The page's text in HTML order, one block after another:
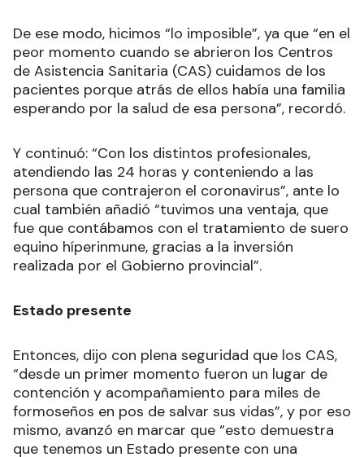
De ese modo, hicimos “lo imposible”, ya que “en el
peor momento cuando se abrieron los Centros
de Asistencia Sanitaria (CAS) cuidamos de los
pacientes porque atrás de ellos había una familia
esperando por la salud de esa persona”, recordó.
Y continuó: “Con los distintos profesionales,
atendiendo las 24 horas y conteniendo a las
persona que contrajeron el coronavirus”, ante lo
cual también añadió “tuvimos una ventaja, que
fue que contábamos con el tratamiento de suero
equino híperinmune, gracias a la inversión
realizada por el Gobierno provincial”.
Estado presente
Entonces, dijo con plena seguridad que los CAS,
“desde un primer momento fueron un lugar de
contención y acompañamiento para miles de
formoseños en pos de salvar sus vidas”, y por eso
mismo, avanzó en marcar que “esto demuestra
que tenemos un Estado presente con una